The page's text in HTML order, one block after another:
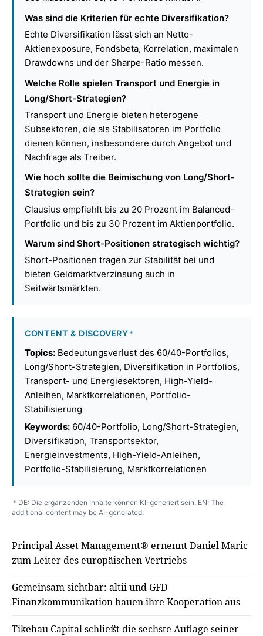
Was sind die Kriterien für echte Diversifikation?
Echte Diversifikation lässt sich an Netto-
Aktienexposure, Fondsbeta, Korrelation, maximalen
Drawdowns und der Sharpe-Ratio messen.
Welche Rolle spielen Transport und Energie in
Long/Short-Strategien?
Transport und Energie bieten heterogene
Subsektoren, die als Stabilisatoren im Portfolio
dienen können, insbesondere durch Angebot und
Nachfrage als Treiber.
Wie hoch sollte die Beimischung von Long/Short-
Strategien sein?
Clausius empfiehlt bis zu 20 Prozent im Balanced-
Portfolio und bis zu 30 Prozent im Aktienportfolio.
Warum sind Short-Positionen strategisch wichtig?
Short-Positionen tragen zur Stabilität bei und
bieten Geldmarktverzinsung auch in
Seitwärtsmärkten.
CONTENT & DISCOVERY *
Topics: Bedeutungsverlust des 60/40-Portfolios,
Long/Short-Strategien, Diversifikation in Portfolios,
Transport- und Energiesektoren, High-Yield-
Anleihen, Marktkorrelationen, Portfolio-
Stabilisierung
Keywords: 60/40-Portfolio, Long/Short-Strategien,
Diversifikation, Transportsektor,
Energieinvestments, High-Yield-Anleihen,
Portfolio-Stabilisierung, Marktkorrelationen
* DE: Die ergänzenden Inhalte können KI-generiert sein. EN: The
additional content may be AI-generated.
Principal Asset Management® ernennt Daniel Maric
zum Leiter des europäischen Vertriebs
Gemeinsam sichtbar: altii und GFD
Finanzkommunikation bauen ihre Kooperation aus
Tikehau Capital schließt die sechste Auflage seiner